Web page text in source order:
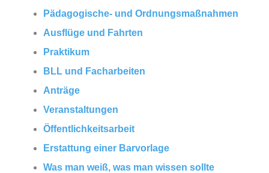
Pädagogische- und Ordnungsmaßnahmen
Ausflüge und Fahrten
Praktikum
BLL und Facharbeiten
Anträge
Veranstaltungen
Öffentlichkeitsarbeit
Erstattung einer Barvorlage
Was man weiß, was man wissen sollte